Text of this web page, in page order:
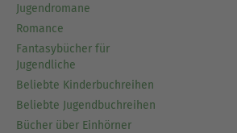
Jugendromane
Romance
Fantasybücher für
Jugendliche
Beliebte Kinderbuchreihen
Beliebte Jugendbuchreihen
Bücher über Einhörner